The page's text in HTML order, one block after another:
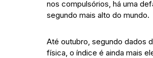
nos compulsórios, há uma
segundo mais alto do mundo.
Até outubro, segundo dados
física, o índice é ainda mais